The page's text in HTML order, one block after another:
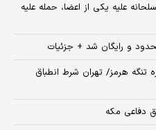
علیه یکی از اعضا، حمله علیه
و رایگان شد + جزئیات
تنگه هرمز/ تهران شرط انطباق
دفاعی مکه